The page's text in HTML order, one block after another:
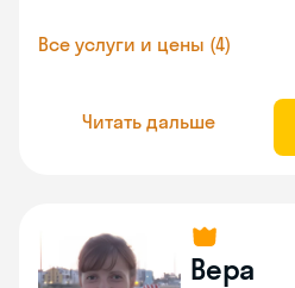
Все услуги и цены (4)
Читать дальше
Вера